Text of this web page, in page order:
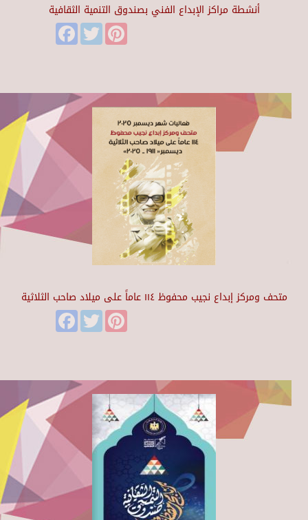
أنشطة مراكز الإبداع الفني بصندوق التنمية الثقافية
FacebookTwitter
متحف ومركز إبداع نجيب محفوظ ١١٤ عاماً على ميلاد صاحب الثلاثية
FacebookTwitter